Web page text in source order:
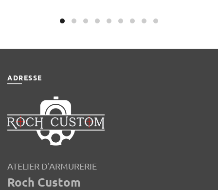
ADRESSE
ATELIER D'ARMURERIE
Roch Custom